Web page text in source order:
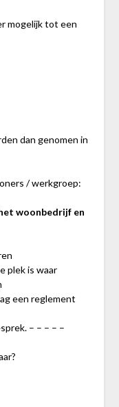
mogelijk tot een
dan genomen in
/ werkgroep:
woonbedrijf en
plek is waar
een reglement
– – – – –